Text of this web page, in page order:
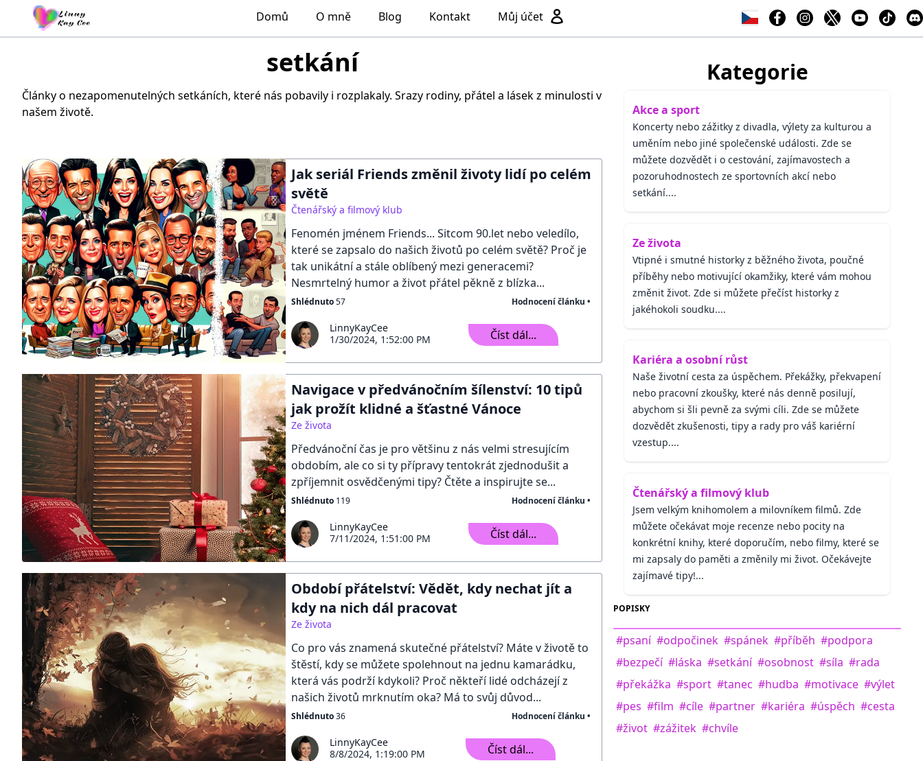
Domů O mně Blog Kontakt Můj účet
setkání
Články o nezapomenutelných setkáních, které nás pobavily i rozplakaly. Srazy rodiny, přátel a lásek z minulosti v
našem životě.
Jak seriál Friends změnil životy lidí po celém
světě
Čtenářský a filmový klub
Fenomén jménem Friends... Sitcom 90.let nebo veledílo,
které se zapsalo do našich životů po celém světě? Proč je
tak unikátní a stále oblíbený mezi generacemi?
Nesmrtelný humor a život přátel pěkně z blízka...
Shlédnuto57 Hodnocení článku •
LinnyKayCee
1/30/2024, 1:52:00 PM
Číst dál...
Navigace v předvánočním šílenství: 10 tipů
jak prožít klidné a šťastné Vánoce
Ze života
Předvánoční čas je pro většinu z nás velmi stresujícím
obdobím, ale co si ty přípravy tentokrát zjednodušit a
zpříjemnit osvědčenými tipy? Čtěte a inspirujte se...
Shlédnuto 119 Hodnocení článku •
LinnyKayCee
7/11/2024, 1:51:00 PM
Číst dál...
Období přátelství: Vědět, kdy nechat jít a
kdy na nich dál pracovat
Ze života
Co pro vás znamená skutečné přátelství? Máte v životě to
štěstí, kdy se můžete spolehnout na jednu kamarádku,
která vás podrží kdykoli? Proč někteří lidé odcházejí z
našich životů mrknutím oka? Má to svůj důvod...
Shlédnuto36 Hodnocení článku •
LinnyKayCee
8/8/2024, 1:19:00 PM
Číst dál...
Kategorie
Akce a sport
Koncerty nebo zážitky z divadla, výlety za kulturou a
uměním nebo jiné společenské události. Zde se
můžete dozvědět i o cestování, zajímavostech a
pozoruhodnostech ze sportovních akcí nebo
setkání....
Ze života
Vtipné i smutné historky z běžného života, poučné
příběhy nebo motivující okamžiky, které vám mohou
změnit život. Zde si můžete přečíst historky z
jakéhokoli soudku....
Kariéra a osobní růst
Naše životní cesta za úspěchem. Překážky, překvapení
nebo pracovní zkoušky, které nás denně posilují,
abychom si šli pevně za svými cíli. Zde se můžete
dozvědět zkušenosti, tipy a rady pro váš kariérní
vzestup....
Čtenářský a filmový klub
Jsem velkým knihomolem a milovníkem filmů. Zde
můžete očekávat moje recenze nebo pocity na
konkrétní knihy, které doporučím, nebo filmy, které se
mi zapsaly do paměti a změnily mi život. Očekávejte
zajímavé tipy!...
POPISKY
#psaní #odpočinek #spánek #příběh #podpora
#bezpečí #láska #setkání #osobnost #síla #rada
#překážka #sport #tanec #hudba #motivace #výlet
#pes #film #cíle #partner #kariéra #úspěch #cesta
#život #zážitek #chvíle